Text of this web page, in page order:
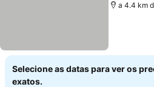
a 4.4 km
Selecione as datas para ver os
exatos.